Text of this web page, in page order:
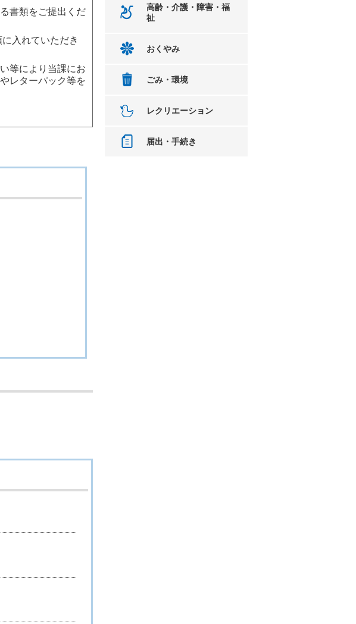
書類をご提出くだ
入れていただき
等により当課にお
レターパック等を
高齢・介護・障害・福
祉
おくやみ
ごみ・環境
レクリエーション
届出・手続き